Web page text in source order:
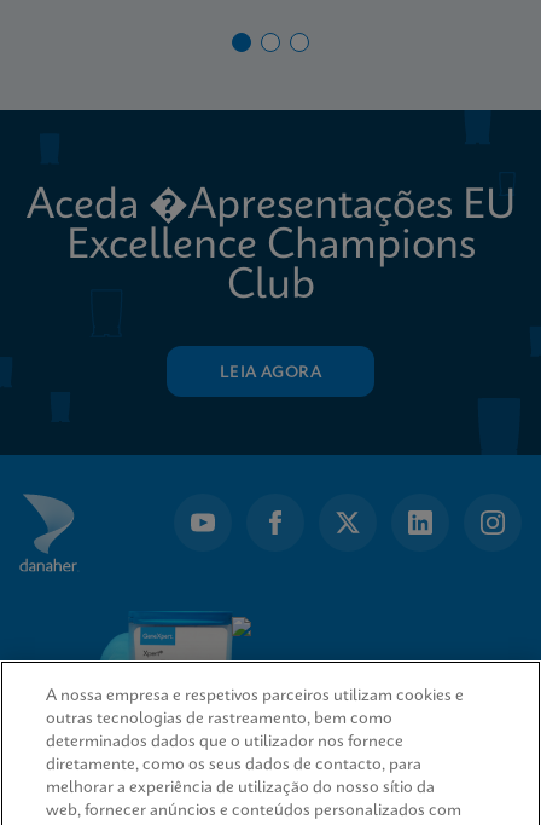
Aceda �Apresentações EU
Excellence Champions
Club
LEIA AGORA
A nossa empresa e respetivos parceiros utilizam cookies e
outras tecnologias de rastreamento, bem como
determinados dados que o utilizador nos fornece
diretamente, como os seus dados de contacto, para
melhorar a experiência de utilização do nosso sítio da
web, fornecer anúncios e conteúdos personalizados com